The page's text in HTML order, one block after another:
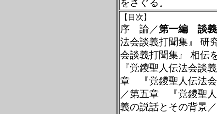
をさぐる。
【目次】
序 論／第一編 談義
法会談義打聞集』
研
会談義打聞集』
相伝
『覚鑁聖人伝法会談
章 『覚鑁聖人伝法
／第五章 『覚鑁聖
義の説話とその背景／